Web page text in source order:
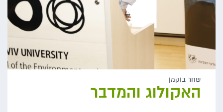
שחר בוקמן
האקולוג והמדבר